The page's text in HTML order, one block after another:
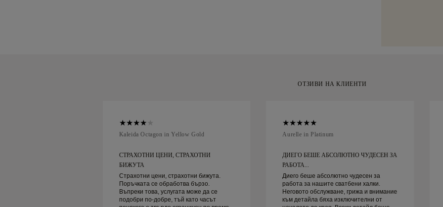
артикули с
ръчно
ОТЗИВИ НА КЛИЕНТИ
Kaleida Octagon in Yellow Gold
СТРАХОТНИ ЦЕНИ, СТРАХОТНИ
БИЖУТА
Страхотни цени, страхотни бижута.
Поръчката се обработва бързо.
Въпреки това, услугата може да се
подобри по-добре, тъй като часът
Aurelle in Platinum
ДИЕГО БЕШЕ АБСОЛЮТНО ЧУДЕСЕН ЗА
РАБОТА...
Диего беше абсолютно чудесен за
работа за нашите сватбени халки.
Неговото обслужване, грижа и внимание
към детайла бяха изключителни от